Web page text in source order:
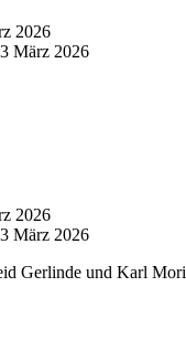
2026
März 2026
2026
März 2026
Gerlinde und Karl Mori